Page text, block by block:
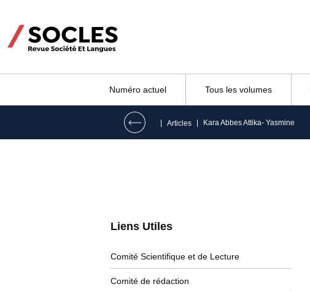
Numéro actuel Tous les volumes
| Articles | Kara Abbes Attika- Yasmine
Liens Utiles​
Comité Scientifique et de Lecture
Comité de rédaction